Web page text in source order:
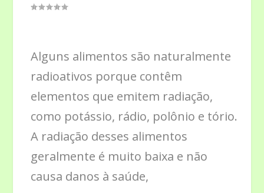
Alguns alimentos são naturalmente
radioativos porque contêm
elementos que emitem radiação,
como potássio, rádio, polônio e tório.
A radiação desses alimentos
geralmente é muito baixa e não
causa danos à saúde,